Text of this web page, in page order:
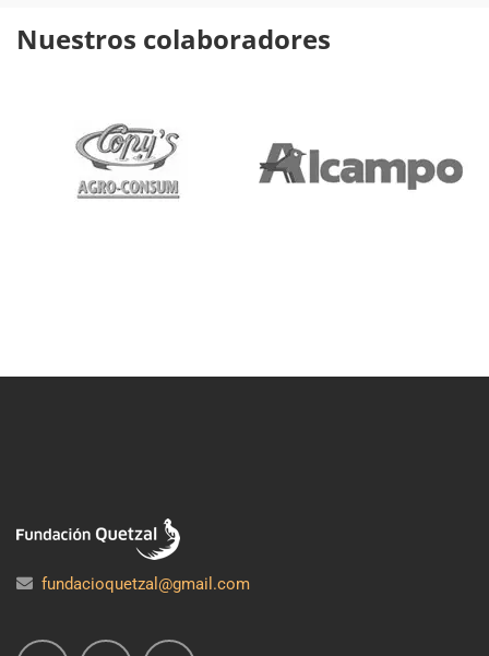
Nuestros colaboradores
fundacioquetzal@gmail.com